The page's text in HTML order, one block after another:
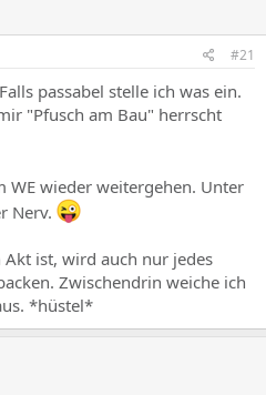
#21
passabel stelle ich was ein.
"Pfusch am Bau" herrscht
WE wieder weitergehen. Unter
Nerv.
ist, wird auch nur jedes
Zwischendrin weiche ich
*hüstel*